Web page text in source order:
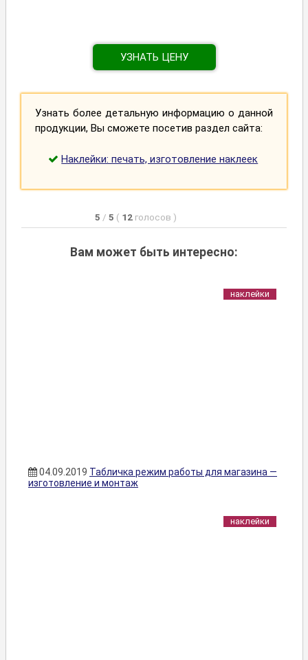
УЗНАТЬ ЦЕНУ
Узнать более детальную информацию о данной
продукции, Вы сможете посетив раздел сайта:
Наклейки: печать, изготовление наклеек
5 / 5 ( 12 голосов )
Вам может быть интересно:
наклейки
04.09.2019 Табличка режим работы для магазина —
изготовление и монтаж
наклейки